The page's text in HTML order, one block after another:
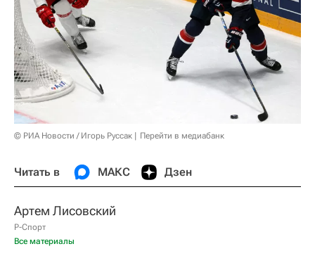
© РИА Новости / Игорь Руссак Перейти в медиабанк
Читать в МАКС Дзен
Артем Лисовский
Р-Спорт
Все материалы